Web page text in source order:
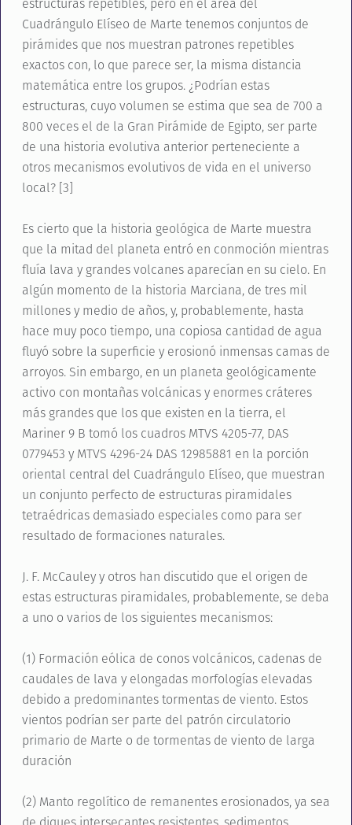
Cuadrángulo Elíseo de Marte tenemos conjuntos de
pirámides que nos muestran patrones repetibles
exactos con, lo que parece ser, la misma distancia
matemática entre los grupos. ¿Podrían estas
estructuras, cuyo volumen se estima que sea de 700 a
800 veces el de la Gran Pirámide de Egipto, ser parte
de una historia evolutiva anterior perteneciente a
otros mecanismos evolutivos de vida en el universo
local? [3]
Es cierto que la historia geológica de Marte muestra
que la mitad del planeta entró en conmoción mientras
fluía lava y grandes volcanes aparecían en su cielo. En
algún momento de la historia Marciana, de tres mil
millones y medio de años, y, probablemente, hasta
hace muy poco tiempo, una copiosa cantidad de agua
fluyó sobre la superficie y erosionó inmensas camas de
arroyos. Sin embargo, en un planeta geológicamente
activo con montañas volcánicas y enormes cráteres
más grandes que los que existen en la tierra, el
Mariner 9 B tomó los cuadros MTVS 4205-77, DAS
0779453 y MTVS 4296-24 DAS 12985881 en la porción
oriental central del Cuadrángulo Elíseo, que muestran
un conjunto perfecto de estructuras piramidales
tetraédricas demasiado especiales como para ser
resultado de formaciones naturales.
J. F. McCauley y otros han discutido que el origen de
estas estructuras piramidales, probablemente, se deba
a uno o varios de los siguientes mecanismos:
(1) Formación eólica de conos volcánicos, cadenas de
caudales de lava y elongadas morfologías elevadas
debido a predominantes tormentas de viento. Estos
vientos podrían ser parte del patrón circulatorio
primario de Marte o de tormentas de viento de larga
duración
(2) Manto regolítico de remanentes erosionados, ya sea